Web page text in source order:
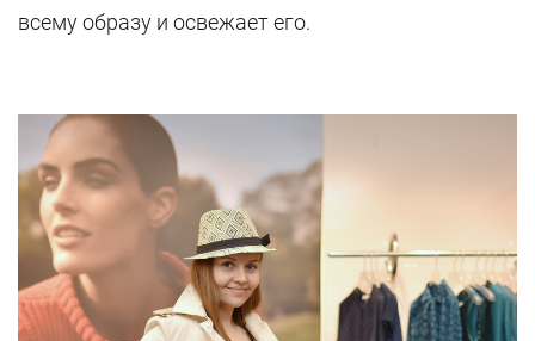
всему образу и освежает его.